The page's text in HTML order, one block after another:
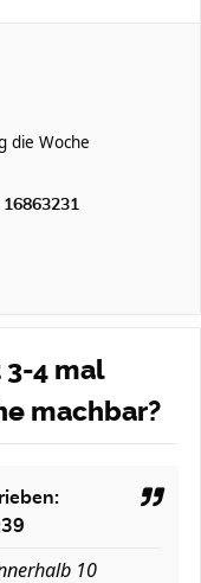
die Woche
16863231
3-4 mal
machbar?
10